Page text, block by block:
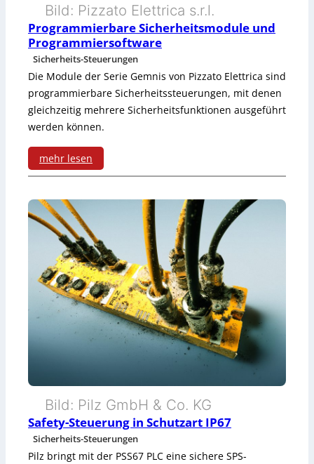
Bild: Pizzato Elettrica s.r.l.
Programmierbare Sicherheitsmodule und
Programmiersoftware
Sicherheits-Steuerungen
Die Module der Serie Gemnis von Pizzato Elettrica sind
programmierbare Sicherheitssteuerungen, mit denen
gleichzeitig mehrere Sicherheitsfunktionen ausgeführt
werden können.
mehr lesen
:
P
r
a
m
m
e
r
Bild: Pilz GmbH & Co. KG
Safety-Steuerung in Schutzart IP67
Sicherheits-Steuerungen
Pilz bringt mit der PSS67 PLC eine sichere SPS-